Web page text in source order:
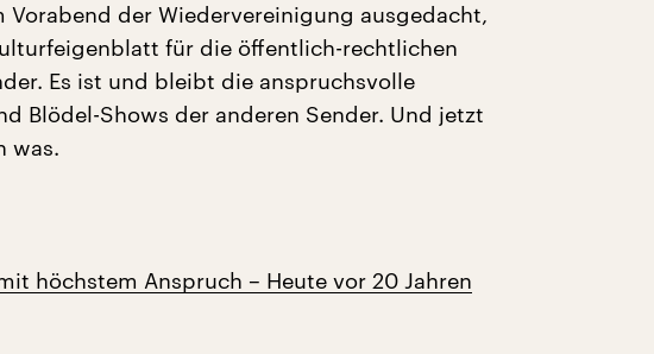
Vorabend der Wiedervereinigung ausgedacht,
für die öffentlich-rechtlichen
Es ist und bleibt die anspruchsvolle
Blödel-Shows der anderen Sender. Und jetzt
was.
höchstem Anspruch – Heute vor 20 Jahren